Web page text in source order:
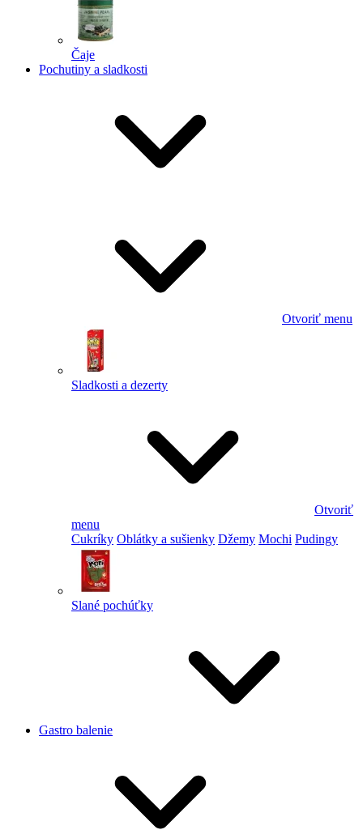
Čaje
Pochutiny a sladkosti
Otvoriť menu
Sladkosti a dezerty
Otvoriť
menu
Cukríky Oblátky a sušienky Džemy Mochi Pudingy
Slané pochúťky
Gastro balenie